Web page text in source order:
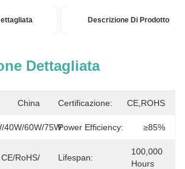
Descrizione Di Prodotto
Dettagliata
China Certificazione: CE,ROHS
40W/60W/75WPower Efficiency: ≥85%
CE/RoHS/ Lifespan:
100,000
Hours